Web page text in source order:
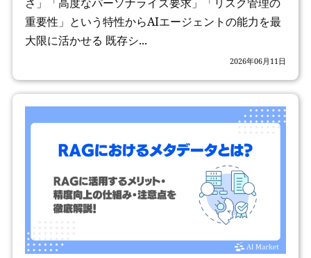
重要性」という特性からAIエージェントの能力を最
大限に活かせる 既存シ...
2026年06月11日